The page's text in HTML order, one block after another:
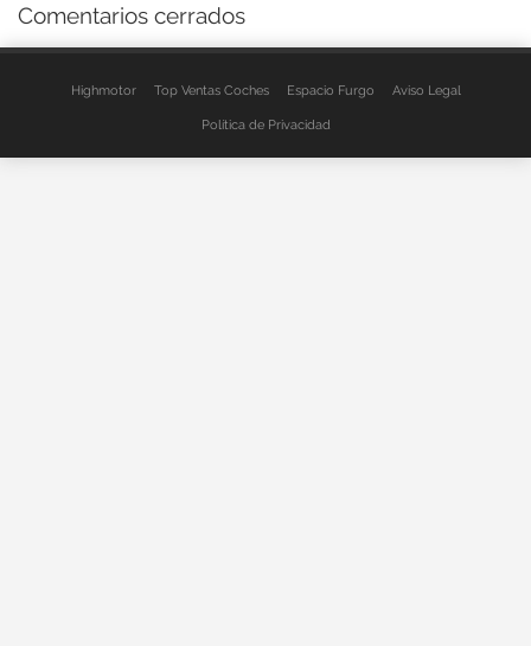
Comentarios cerrados
Highmotor Top Ventas Coches Espacio Furgo Aviso Legal
Política de Privacidad